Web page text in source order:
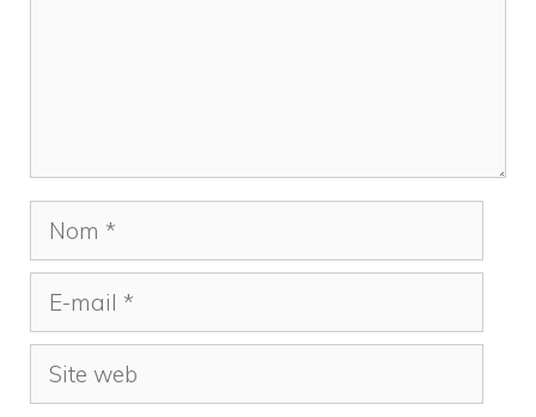
Nom
mail
Site
web